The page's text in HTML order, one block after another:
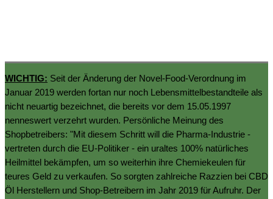
WICHTIG: Seit der Änderung der Novel-Food-Verordnung im
Januar 2019 werden fortan nur noch Lebensmittelbestandteile als
nicht neuartig bezeichnet, die bereits vor dem 15.05.1997
nenneswert verzehrt wurden. Persönliche Meinung des
Shopbetreibers: "Mit diesem Schritt will die Pharma-Industrie -
vertreten durch die EU-Politiker - ein uraltes 100% natürliches
Heilmittel bekämpfen, um so weiterhin ihre Chemiekeulen für
teures Geld zu verkaufen. So sorgten zahlreiche Razzien bei CBD
Öl Herstellern und Shop-Betreibern im Jahr 2019 für Aufruhr. Der